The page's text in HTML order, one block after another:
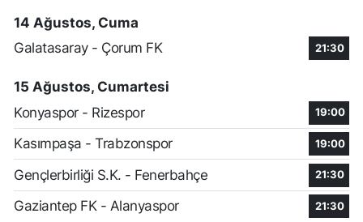
14 Ağustos, Cuma
Galatasaray - Çorum FK
21:30
15 Ağustos, Cumartesi
Konyaspor - Rizespor
19:00
Kasımpaşa - Trabzonspor 19:00
Gençlerbirliği S.K. - Fenerbahçe 21:30
Gaziantep FK - Alanyaspor 21:30